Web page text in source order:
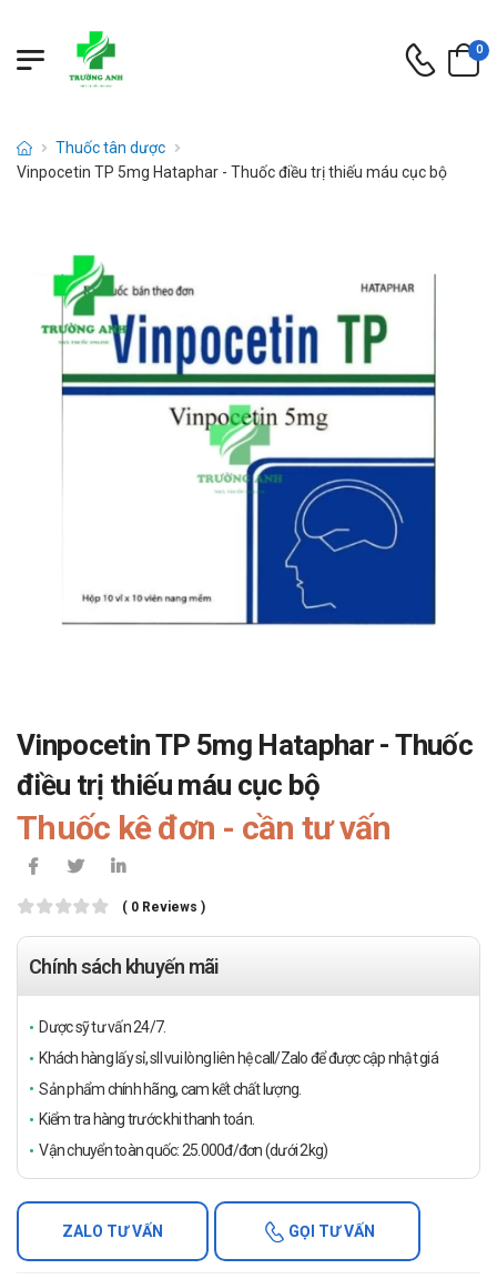
0
Thuốc tân dược
Vinpocetin TP 5mg Hataphar - Thuốc điều trị thiếu máu cục bộ
Vinpocetin TP 5mg Hataphar - Thuốc
điều trị thiếu máu cục bộ
Thuốc kê đơn - cần tư vấn
( 0 Reviews )
Chính sách khuyến mãi
Dược sỹ tư vấn 24/7.
Khách hàng lấy sỉ, sll vui lòng liên hệ call/Zalo để được cập nhật giá
Sản phẩm chính hãng, cam kết chất lượng.
Kiểm tra hàng trước khi thanh toán.
Vận chuyển toàn quốc: 25.000đ/đơn (dưới 2kg)
ZALO TƯ VẤN GỌI TƯ VẤN